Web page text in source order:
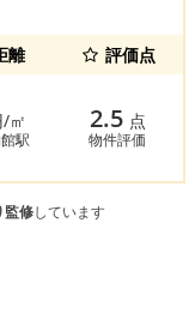
離 評価点
/㎡
駅
2.5 点
物件評価
監修しています